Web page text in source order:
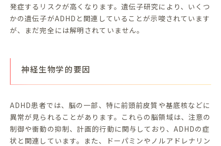
発症するリスクが高くなります。遺伝子研究により、いくつ
かの遺伝子がADHDと関連していることが示唆されています
が、まだ完全には解明されていません。
神経生物学的要因
ADHD患者では、脳の一部、特に前頭前皮質や基底核などに
異常が見られることがあります。これらの脳領域は、注意の
制御や衝動の抑制、計画的行動に関与しており、ADHDの症
状と関連しています。また、ドーパミンやノルアドレナリン